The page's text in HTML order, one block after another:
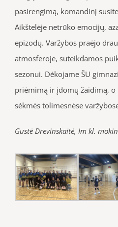
pasirengimą, komandinį
Aikštelėje netrūko emocijų,
epizodų. Varžybos praėjo
atmosferoje, suteikdamos
sezonui. Dėkojame ŠU
priėmimą ir įdomų žaidimą,
sėkmės tolimesnėse
Gustė Drevinskaitė, Im kl.